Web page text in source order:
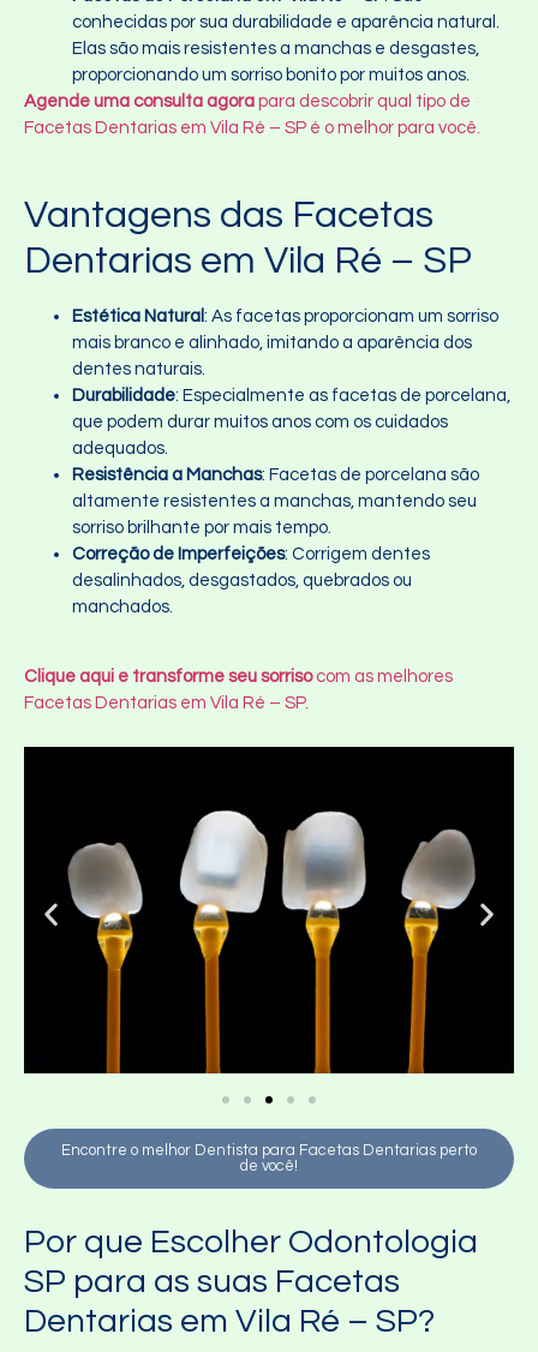
conhecidas por sua durabilidade e aparência natural.
Elas são mais resistentes a manchas e desgastes,
proporcionando um sorriso bonito por muitos anos.
Agende uma consulta agora para descobrir qual tipo de
Facetas Dentarias em Vila Ré – SP é o melhor para você.
Vantagens das Facetas
Dentarias em Vila Ré – SP
Estética Natural : As facetas proporcionam um sorriso
mais branco e alinhado, imitando a aparência dos
dentes naturais.
Durabilidade: Especialmente as facetas de porcelana,
que podem durar muitos anos com os cuidados
adequados.
Resistência a Manchas: Facetas de porcelana são
altamente resistentes a manchas, mantendo seu
sorriso brilhante por mais tempo.
Correção de Imperfeições: Corrigem dentes
desalinhados, desgastados, quebrados ou
manchados.
Clique aqui e transforme seu sorrisocom as melhores
Facetas Dentarias em Vila Ré – SP.
Encontre o melhor Dentista para Facetas Dentarias perto
de você!
Por que Escolher Odontologia
SP para as suas Facetas
Dentarias em Vila Ré – SP?